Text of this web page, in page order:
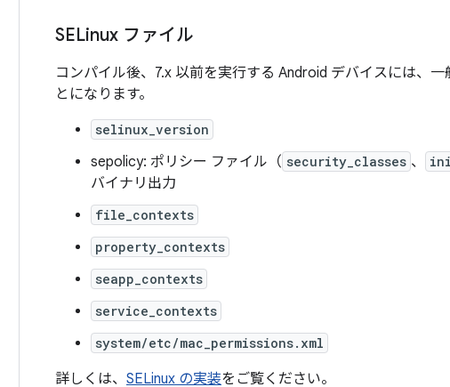
SELinux ファイル
コンパイル後、7.x 以前を実行する Android デバイスには、
とになります。
selinux_version
sepolicy: ポリシー ファイル（ security_classes 、
バイナリ出力
file_contexts
property_contexts
seapp_contexts
service_contexts
system/etc/mac_permissions.xml
詳しくは、 SELinux の実装をご覧ください。